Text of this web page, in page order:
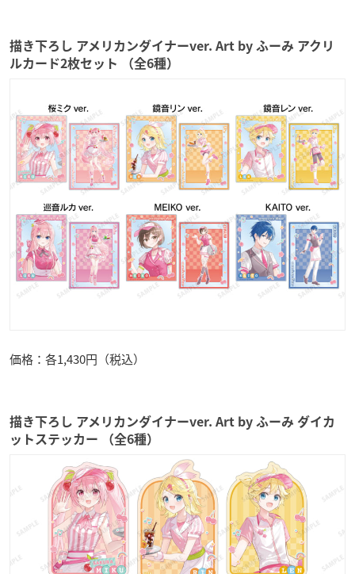
描き下ろし アメリカンダイナーver. Art by ふーみ アクリ
ルカード2枚セット （全6種）
価格：各1,430円（税込）
描き下ろし アメリカンダイナーver. Art by ふーみ ダイカ
ットステッカー （全6種）